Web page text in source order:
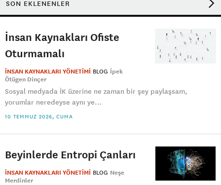
SON EKLENENLER
İnsan Kaynakları Ofiste
Oturmamalı
İNSAN KAYNAKLARI YÖNETİMİ BLOG İpek
Ötügen Dinçer
Sosyal medyada İK üzerine ne zaman bir şey paylaşsam,
yorumlar neredeyse aynı ye...
10 TEMMUZ 2026, CUMA
Beyinlerde Entropi Çanları
İNSAN KAYNAKLARI YÖNETİMİ BLOG Neşe
Merdinler